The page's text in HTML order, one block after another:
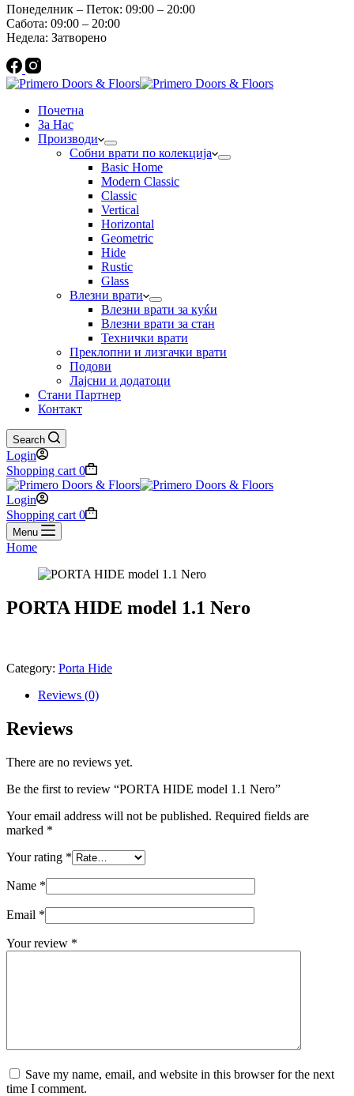
Понеделник – Петок: 09:00 – 20:00
Сабота: 09:00 – 20:00
Недела: Затворено
Почетна
За Нас
Производи
Собни врати по колекција
Basic Home
Modern Classic
Classic
Vertical
Horizontal
Geometric
Hide
Rustic
Glass
Влезни врати
Влезни врати за куќи
Влезни врати за стан
Технички врати
Преклопни и лизгачки врати
Подови
Лајсни и додатоци
Стани Партнер
Контакт
Search
Login
Shopping cart 0
Login
Shopping cart 0
Menu
Home
PORTA HIDE model 1.1 Nero
Category: Porta Hide
Reviews (0)
Reviews
There are no reviews yet.
Be the first to review “PORTA HIDE model 1.1 Nero”
Your email address will not be published. Required fields are
marked *
Your rating *
Name *
Email *
Your review *
Save my name, email, and website in this browser for the next
time I comment.